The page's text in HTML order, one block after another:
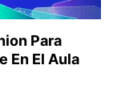
Para
En El Aula